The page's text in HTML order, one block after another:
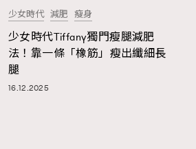
) 閱讀本公司的私隱政策聲明。
集團的最新消息及其他宣傳資訊，本人同意
本人的個人資料於任何推廣用途。
Opportunity
少女時代 減肥 瘦身
少女時代Tiffany獨門瘦腿減肥
法！靠一條「橡筋」瘦出纖細長
腿
16.12.2025